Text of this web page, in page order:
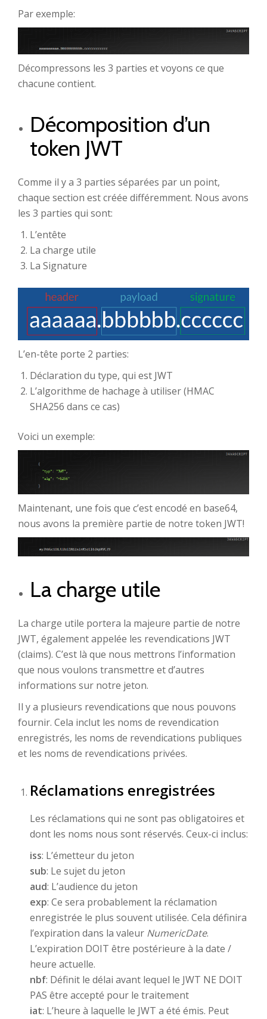
Par exemple:
Décompressons les 3 parties et voyons ce que
chacune contient.
Décomposition d’un
token JWT
Comme il y a 3 parties séparées par un point,
chaque section est créée différemment. Nous avons
les 3 parties qui sont:
L’entête
La charge utile
La Signature
L’en-tête porte 2 parties:
Déclaration du type, qui est JWT
L’algorithme de hachage à utiliser (HMAC
SHA256 dans ce cas)
Voici un exemple:
Maintenant, une fois que c’est encodé en base64,
nous avons la première partie de notre token JWT!
La charge utile
La charge utile portera la majeure partie de notre
JWT, également appelée les revendications JWT
(claims). C’est là que nous mettrons l’information
que nous voulons transmettre et d’autres
informations sur notre jeton.
Il y a plusieurs revendications que nous pouvons
fournir. Cela inclut les noms de revendication
enregistrés, les noms de revendications publiques
et les noms de revendications privées.
Réclamations enregistrées
Les réclamations qui ne sont pas obligatoires et
dont les noms nous sont réservés. Ceux-ci inclus:
iss: L’émetteur du jeton
sub: Le sujet du jeton
aud: L’audience du jeton
exp: Ce sera probablement la réclamation
enregistrée le plus souvent utilisée. Cela définira
l’expiration dans la valeur NumericDate.
L’expiration DOIT être postérieure à la date /
heure actuelle.
nbf: Définit le délai avant lequel le JWT NE DOIT
PAS être accepté pour le traitement
iat: L’heure à laquelle le JWT a été émis. Peut